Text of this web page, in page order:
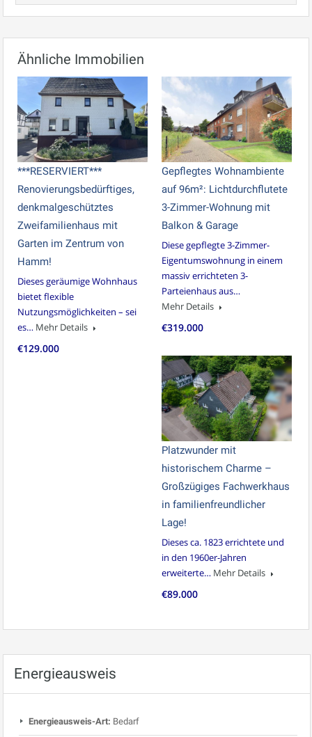
Ähnliche Immobilien
***RESERVIERT***
Renovierungsbedürftiges,
denkmalgeschütztes
Zweifamilienhaus mit
Garten im Zentrum von
Hamm!
Dieses geräumige Wohnhaus
bietet flexible
Nutzungsmöglichkeiten – sei
es… Mehr Details
€129.000
Gepflegtes Wohnambiente
auf 96m²: Lichtdurchflutete
3-Zimmer-Wohnung mit
Balkon & Garage
Diese gepflegte 3-Zimmer-
Eigentumswohnung in einem
massiv errichteten 3-
Parteienhaus aus…
Mehr Details
€319.000
Platzwunder mit
historischem Charme –
Großzügiges Fachwerkhaus
in familienfreundlicher
Lage!
Dieses ca. 1823 errichtete und
in den 1960er-Jahren
erweiterte… Mehr Details
€89.000
Energieausweis
Energieausweis-Art: Bedarf